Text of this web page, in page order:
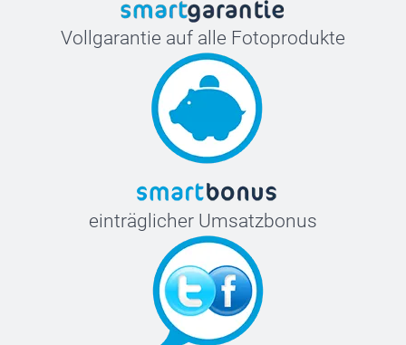
Vollgarantie auf alle Fotoprodukte
einträglicher Umsatzbonus